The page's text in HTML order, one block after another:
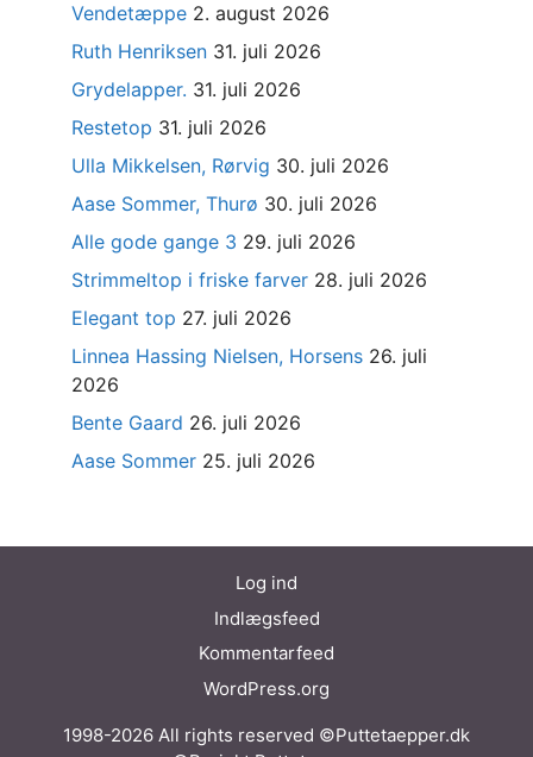
Vendetæppe 2. august 2026
Ruth Henriksen 31. juli 2026
Grydelapper. 31. juli 2026
Restetop 31. juli 2026
Ulla Mikkelsen, Rørvig 30. juli 2026
Aase Sommer, Thurø 30. juli 2026
Alle gode gange 3 29. juli 2026
Strimmeltop i friske farver 28. juli 2026
Elegant top 27. juli 2026
Linnea Hassing Nielsen, Horsens 26. juli
2026
Bente Gaard 26. juli 2026
Aase Sommer 25. juli 2026
Log ind
Indlægsfeed
Kommentarfeed
WordPress.org
1998-2026 All rights reserved ©Puttetaepper.dk